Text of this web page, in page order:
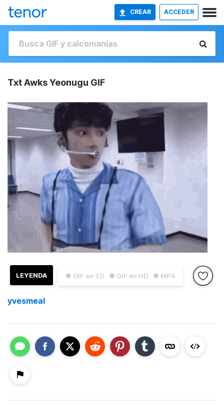
CREAR ACCEDER
Txt Awks Yeonugu GIF
● GIF en SD ● GIF en HD ● MP4
LEYENDA
yvesmeal